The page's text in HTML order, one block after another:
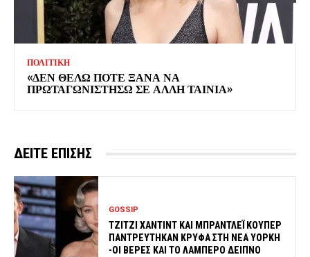
ΠΟΛΙΤΙΚΗ
«ΔΕΝ ΘΕΛΩ ΠΟΤΕ ΞΑΝΑ ΝΑ
ΠΡΩΤΑΓΩΝΙΣΤΗΣΩ ΣΕ ΑΛΛΗ ΤΑΙΝΙΑ»
ΔΕΙΤΕ ΕΠΙΣΗΣ
GOSSIP
ΤΖΙΤΖΙ ΧΑΝΤΙΝΤ ΚΑΙ ΜΠΡΑΝΤΛΕΪ ΚΟΥΠΕΡ
ΠΑΝΤΡΕΥΤΗΚΑΝ ΚΡΥΦΑ ΣΤΗ ΝΕΑ ΥΟΡΚΗ
-ΟΙ ΒΕΡΕΣ ΚΑΙ ΤΟ ΛΑΜΠΕΡΟ ΔΕΙΠΝΟ